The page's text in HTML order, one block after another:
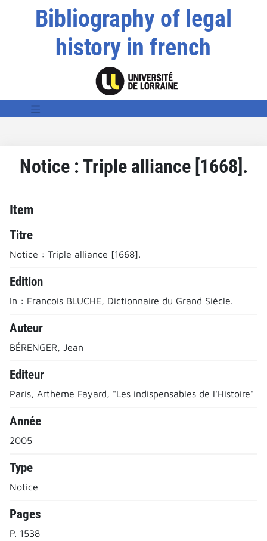
Bibliography of legal
history in french
Notice : Triple alliance [1668].
Item
Titre
Notice : Triple alliance [1668].
Edition
In : François BLUCHE, Dictionnaire du Grand Siècle.
Auteur
BÉRENGER, Jean
Editeur
Paris, Arthème Fayard, "Les indispensables de l'Histoire"
Année
2005
Type
Notice
Pages
P. 1538